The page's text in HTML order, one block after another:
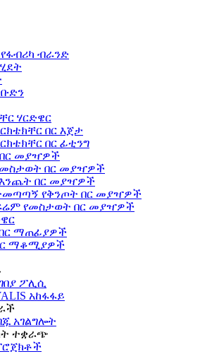
የፋብሪካ ብራንድ
ቡድን
ሃርድዌር
በር እጀታ
በር ፊቲንግ
መያዣዎች
በር መያዣዎች
በር መያዣዎች
የቅንጦት በር መያዣዎች
የመስታወት በር መያዣዎች
ማጠፊያዎች
ማቆሚያዎች
ፖሊሲ
አከፋፋይ
አገልግሎት
ተቋራጭ